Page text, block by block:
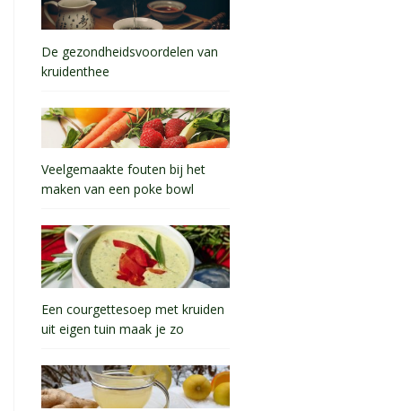
De gezondheidsvoordelen van
kruidenthee
Veelgemaakte fouten bij het
maken van een poke bowl
Een courgettesoep met kruiden
uit eigen tuin maak je zo